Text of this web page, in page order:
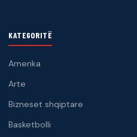
KATEGORITË
Amerika
Arte
Bizneset shqiptare
Basketbolli